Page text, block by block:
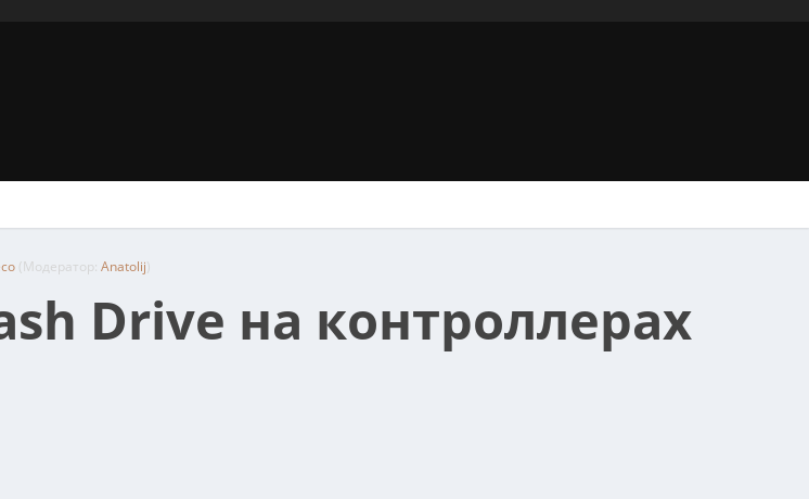
(Модератор: Anatolij)
Drive на контроллерах